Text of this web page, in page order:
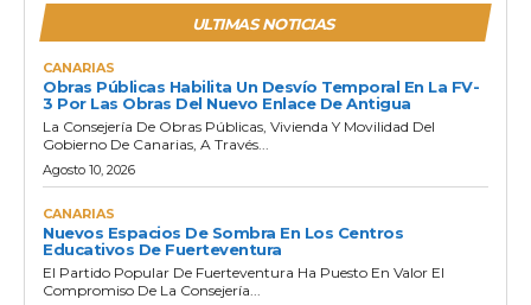
ULTIMAS NOTICIAS
CANARIAS
Obras Públicas Habilita Un Desvío Temporal En La FV-
3 Por Las Obras Del Nuevo Enlace De Antigua
La Consejería De Obras Públicas, Vivienda Y Movilidad Del
Gobierno De Canarias, A Través...
Agosto 10, 2026
CANARIAS
Nuevos Espacios De Sombra En Los Centros
Educativos De Fuerteventura
El Partido Popular De Fuerteventura Ha Puesto En Valor El
Compromiso De La Consejería...